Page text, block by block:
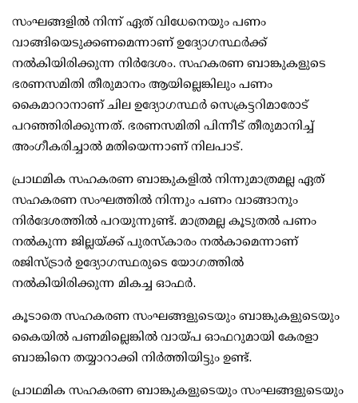
സംഘങ്ങളില്‍ നിന്ന് ഏത് വിധേനെയും പണം
വാങ്ങിയെടുക്കണമെന്നാണ് ഉദ്യോഗസ്ഥര്‍ക്ക്
നല്‍കിയിരിക്കുന്ന നിര്‍ദേശം. സഹകരണ ബാങ്കുകളുടെ
ഭരണസമിതി തീരുമാനം ആയില്ലെങ്കിലും പണം
കൈമാറാനാണ് ചില ഉദ്യോഗസ്ഥര്‍ സെക്രട്ടറിമാരോട്
പറഞ്ഞിരിക്കുന്നത്. ഭരണസമിതി പിന്നീട് തീരുമാനിച്ച്
അംഗീകരിച്ചാല്‍ മതിയെന്നാണ് നിലപാട്.
പ്രാഥമിക സഹകരണ ബാങ്കുകളില്‍ നിന്നുമാത്രമല്ല ഏത്
സഹകരണ സംഘത്തില്‍ നിന്നും പണം വാങ്ങാനും
നിര്‍ദേശത്തില്‍ പറയുന്നുണ്ട്. മാത്രമല്ല കൂടുതല്‍ പണം
നല്‍കുന്ന ജില്ലയ്ക്ക് പുരസ്‌കാരം നല്‍കാമെന്നാണ്
രജിസ്ട്രാര്‍ ഉദ്യോഗസ്ഥരുടെ യോഗത്തില്‍
നല്‍കിയിരിക്കുന്ന മികച്ച ഓഫര്‍.
കൂടാതെ സഹകരണ സംഘങ്ങളുടെയും ബാങ്കുകളുടെയും
കൈയില്‍ പണമില്ലെങ്കില്‍ വായ്പ ഓഫറുമായി കേരളാ
ബാങ്കിനെ തയ്യാറാക്കി നിര്‍ത്തിയിട്ടും ഉണ്ട്.
പ്രാഥമിക സഹകരണ ബാങ്കുകളുടെയും സംഘങ്ങളുടെയും